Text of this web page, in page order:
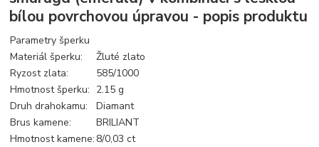
bílou povrchovou úpravou - popis produktu
Parametry šperku
Materiál šperku:
Žluté zlato
Ryzost zlata:
585/1000
Hmotnost šperku: 2.15 g
Druh drahokamu:
Diamant
Brus kamene:
BRILIANT
Hmotnost kamene: 8/0,03 ct